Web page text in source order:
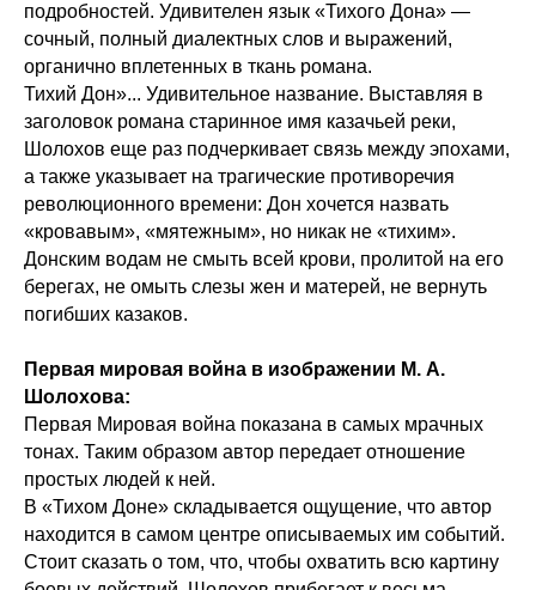
подробностей. Удивителен язык «Тихого Дона» —
сочный, полный диалектных слов и выражений,
органично вплетенных в ткань романа.
Тихий Дон»... Удивительное название. Выставляя в
заголовок романа старинное имя казачьей реки,
Шолохов еще раз подчеркивает связь между эпохами,
а также указывает на трагические противоречия
революционного времени: Дон хочется назвать
«кровавым», «мятежным», но никак не «тихим».
Донским водам не смыть всей крови, пролитой на его
берегах, не омыть слезы жен и матерей, не вернуть
погибших казаков.
Первая мировая война в изображении М. А.
Шолохова:
Первая Мировая война показана в самых мрачных
тонах. Таким образом автор передает отношение
простых людей к ней.
В «Тихом Доне» складывается ощущение, что автор
находится в самом центре описываемых им событий.
Стоит сказать о том, что, чтобы охватить всю картину